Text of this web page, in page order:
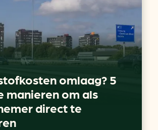
omlaag? 5
manieren om als
direct te